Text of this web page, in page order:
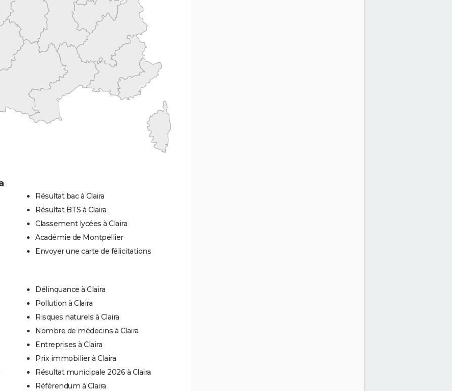
Résultat bac à Claira
Résultat BTS à Claira
Classement lycées à Claira
Académie de Montpellier
Envoyer une carte de félicitations
Délinquance à Claira
Pollution à Claira
Risques naturels à Claira
Nombre de médecins à Claira
Entreprises à Claira
Prix immobilier à Claira
Résultat municipale 2026 à Claira
Référendum à Claira